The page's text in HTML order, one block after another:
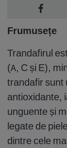
Frumusețe
Trandafirul
(A, C și E),
trandafir sunt
antioxidante,
unguente și
legate de
dintre cele